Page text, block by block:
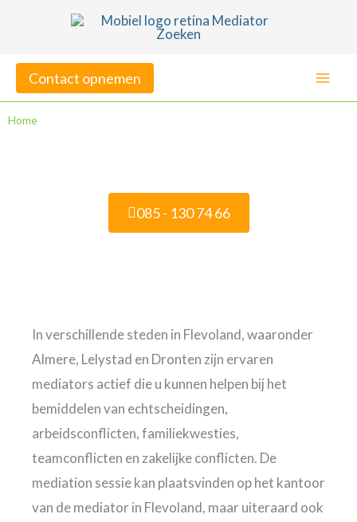
inhoudContact opnemen
Home
085 - 130 74 66
In verschillende steden in Flevoland, waaronder
Almere, Lelystad en Dronten zijn ervaren
mediators actief die u kunnen helpen bij het
bemiddelen van echtscheidingen,
arbeidsconflicten, familiekwesties,
teamconflicten en zakelijke conflicten. De
mediation sessie kan plaatsvinden op het kantoor
van de mediator in Flevoland, maar uiteraard ook